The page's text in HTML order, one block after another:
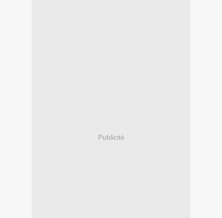
Publicité